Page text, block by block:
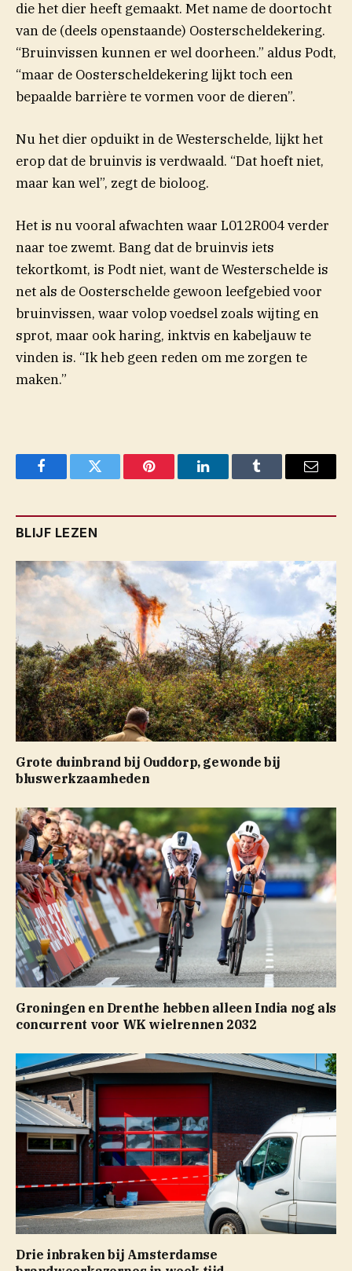
die het dier heeft gemaakt. Met name de doortocht
van de (deels openstaande) Oosterscheldekering.
“Bruinvissen kunnen er wel doorheen.” aldus Podt,
“maar de Oosterscheldekering lijkt toch een
bepaalde barrière te vormen voor de dieren”.
Nu het dier opduikt in de Westerschelde, lijkt het
erop dat de bruinvis is verdwaald. “Dat hoeft niet,
maar kan wel”, zegt de bioloog.
Het is nu vooral afwachten waar L012R004 verder
naar toe zwemt. Bang dat de bruinvis iets
tekortkomt, is Podt niet, want de Westerschelde is
net als de Oosterschelde gewoon leefgebied voor
bruinvissen, waar volop voedsel zoals wijting en
sprot, maar ook haring, inktvis en kabeljauw te
vinden is. “Ik heb geen reden om me zorgen te
maken.”
FacebookTwitter Pinterest LinkedInTumblr Email
BLIJF LEZEN
Grote duinbrand bij Ouddorp, gewonde bij
bluswerkzaamheden
Groningen en Drenthe hebben alleen India nog als
concurrent voor WK wielrennen 2032
Drie inbraken bij Amsterdamse